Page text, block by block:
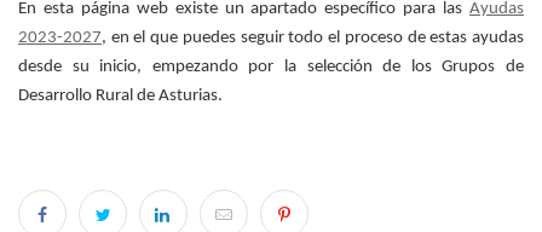
En esta página web existe un apartado específico para las Ayudas
2023-2027, en el que puedes seguir todo el proceso de estas ayudas
desde su inicio, empezando por la selección de los Grupos de
Desarrollo Rural de Asturias.